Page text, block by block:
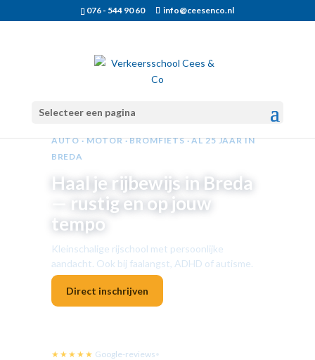
076 - 544 90 60 info@ceesenco.nl
Selecteer een pagina
AUTO · MOTOR · BROMFIETS · AL 25 JAAR IN
BREDA
Haal je rijbewijs in Breda
— rustig en op jouw
tempo
Kleinschalige rijschool met persoonlijke
aandacht. Ook bij faalangst, ADHD of autisme.
Direct inschrijven
★★★★★ Google-reviews •